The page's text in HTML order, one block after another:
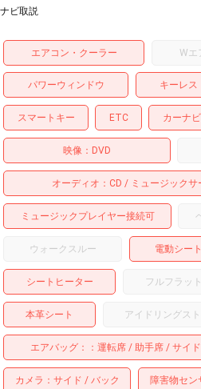
ナビ取説
エアコン・クーラー Wエ
パワーウィンドウ キーレス
スマートキー ETC カーナビ
映像 DVD
オーディオ CD ミュージックサ
ミュージックプレイヤー接続可
ウォークスルー 電動シート
シートヒーター フルフラッ
本革シート アイドリングス
エアバッグ： 運転席 助手席 サイド
カメラ サイド バック 障害物セン